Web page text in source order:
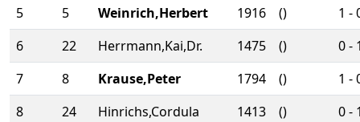
5 5 Weinrich,Herbert 1916 ()
1 -
6
22 Herrmann,Kai,Dr. 1475 ()
0 -
7
8 Krause,Peter 1794 ()
1 -
8
24 Hinrichs,Cordula 1413 ()
0 -